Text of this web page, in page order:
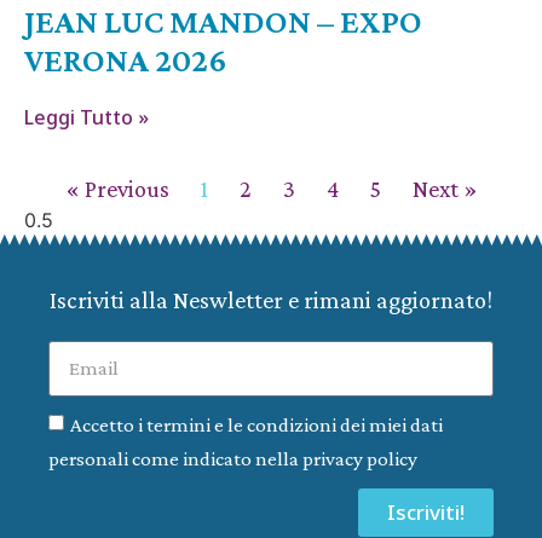
JEAN LUC MANDON – EXPO
VERONA 2026
Leggi Tutto »
« Previous 1 2 3 4 5 Next »
Iscriviti alla Neswletter e rimani aggiornato!
Accetto i termini e le condizioni dei miei dati
personali come indicato nella privacy policy
Iscriviti!